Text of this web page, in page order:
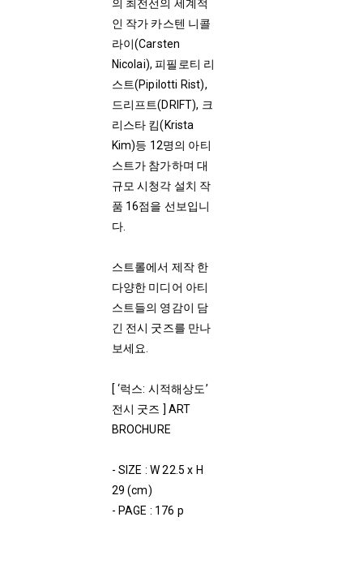
의 최전선의 세계적
인 작가 카스텐 니콜
라이(Carsten
Nicolai), 피필로티 리
스트(Pipilotti Rist),
드리프트(DRIFT), 크
리스타 킴(Krista
Kim)등 12명의 아티
스트가 참가하며 대
규모 시청각 설치 작
품 16점을 선보입니
다.
스트롤에서 제작 한
다양한 미디어 아티
스트들의 영감이 담
긴 전시 굿즈를 만나
보세요.
[ ‘럭스: 시적해상도’
전시 굿즈 ] ART
BROCHURE
- SIZE : W 22.5 x H
29 (cm)
- PAGE : 176 p